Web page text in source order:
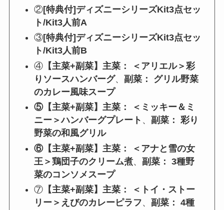
②[特典付]ディズニーシリーズKit3点セッ
ト/Kit3人前A
③[特典付]ディズニーシリーズKit3点セッ
ト/Kit3人前B
④ 【主菜+副菜】主菜： ＜アリエル＞彩
りソースハンバーグ、副菜： グリル野菜
のカレー風味スープ
⑤【主菜+副菜】主菜： ＜ミッキー＆ミ
ニー＞ハンバーグプレート 、副菜： 彩り
野菜の和風グリル
⑥【主菜+副菜】主菜： ＜アナと雪の女
王＞鶏団子のクリーム煮、副菜： 3種野
菜のコンソメスープ
⑦ 【主菜+副菜】主菜： ＜トイ・ストー
リー＞えびのカレーピラフ、副菜： 4種